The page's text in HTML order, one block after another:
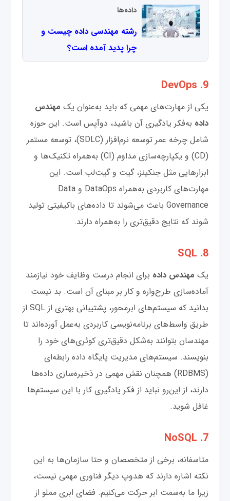
داده‌ها
رشته مهندسی داده چیست و
چرا پدید آمده است؟
9. DevOps
یکی از مهارت‌های مهمی که باید به‌عنوان یک مهندس
داده به‌فکر یادگیری آن باشید، دوآپس است. این حوزه
شامل چرخه عمر توسعه نرم‌افزار (SDLC)، توسعه مستمر
(CD) و یکپارچه‌سازی مداوم (CI) به‌همراه تکنیک‌ها و
ابزارهایی مثل جنکینز، گیت و گیت‌لب است. این
مهارت‌های کاربردی به‌همراه DataOps و Data
Governance باعث می‌شوند تا داده‌های باکیفیتی تولید
شوند که نتایج دقیق‌تری را به‌همراه دارند.
8. SQL
یک مهندس داده برای انجام درست وظایف خود نیازمند
آماده‌سازی طرح‌واره و کار بر مبنای آن است. بد نیست
بدانید که سیستم‌های ابرمحور، پشتیبانی بهتری از SQL از
طریق واسط‌های برنامه‌نویسی کاربردی به‌عمل آورده‌اند تا
مهندسان بتوانند به‌شکل دقیق‌تری کوئری‌های خود را
بنویسند. سیستم‌های مدیریت پایگاه داده رابطه‌ای
(RDBMS) همچنان نقش مهمی در ذخیره‌سازی داده‌ها
دارند، از این‌رو نباید از فکر یادگیری کار با این سیستم‌ها
غافل شوید.
7. NoSQL
متاسفانه، برخی از متخصصان و حتا سازمان‌ها به این
نکته اشاره دارند که هدوپ دیگر فناوری مهمی نیست،
زیرا ما به‌سمت ابر حرکت می‌کنیم. فضای ابری مملو از